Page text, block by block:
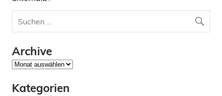
Archive
Archive
Kategorien